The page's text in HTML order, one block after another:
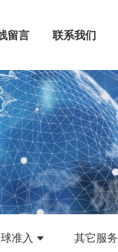
留言 联系我们
准入 其它服务